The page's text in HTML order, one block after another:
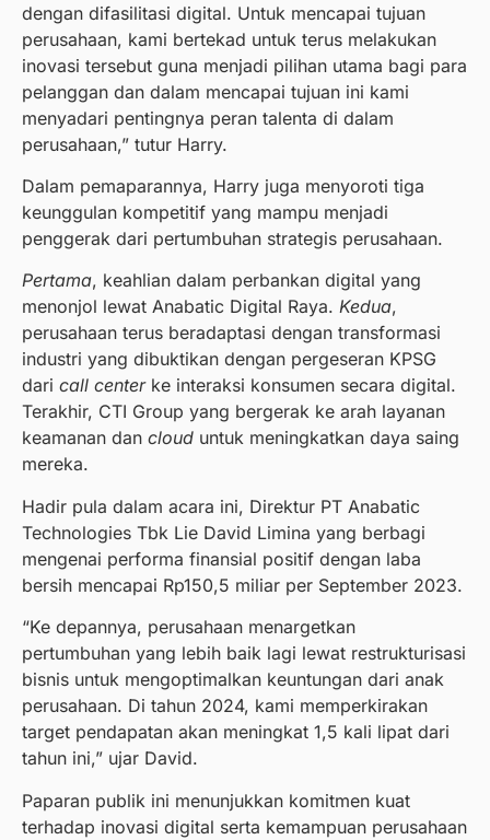
dengan difasilitasi digital. Untuk mencapai tujuan
perusahaan, kami bertekad untuk terus melakukan
inovasi tersebut guna menjadi pilihan utama bagi para
pelanggan dan dalam mencapai tujuan ini kami
menyadari pentingnya peran talenta di dalam
perusahaan,” tutur Harry.
Dalam pemaparannya, Harry juga menyoroti tiga
keunggulan kompetitif yang mampu menjadi
penggerak dari pertumbuhan strategis perusahaan.
Pertama, keahlian dalam perbankan digital yang
menonjol lewat Anabatic Digital Raya. Kedua,
perusahaan terus beradaptasi dengan transformasi
industri yang dibuktikan dengan pergeseran KPSG
dari call centerke interaksi konsumen secara digital.
Terakhir, CTI Group yang bergerak ke arah layanan
keamanan dan cloud untuk meningkatkan daya saing
mereka.
Hadir pula dalam acara ini, Direktur PT Anabatic
Technologies Tbk Lie David Limina yang berbagi
mengenai performa finansial positif dengan laba
bersih mencapai Rp150,5 miliar per September 2023.
“Ke depannya, perusahaan menargetkan
pertumbuhan yang lebih baik lagi lewat restrukturisasi
bisnis untuk mengoptimalkan keuntungan dari anak
perusahaan. Di tahun 2024, kami memperkirakan
target pendapatan akan meningkat 1,5 kali lipat dari
tahun ini,” ujar David.
Paparan publik ini menunjukkan komitmen kuat
terhadap inovasi digital serta kemampuan perusahaan